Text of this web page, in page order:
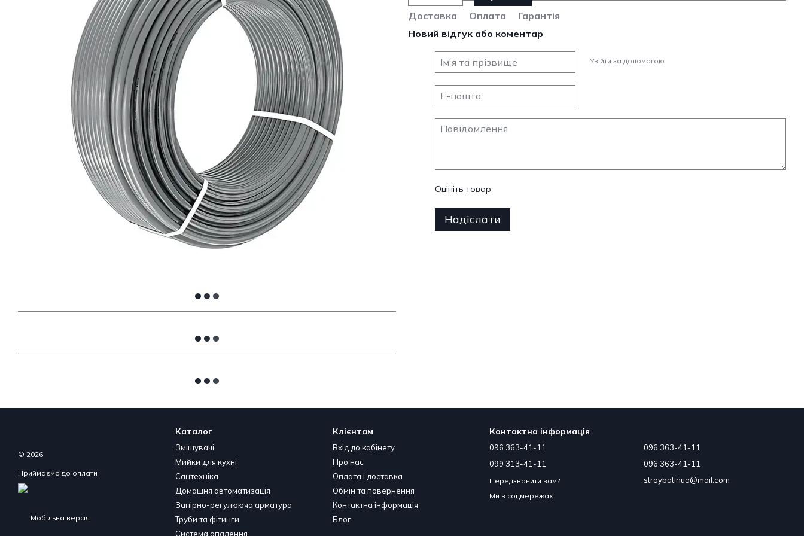
Доставка Оплата
Гарантія
Новий відгук або коментар
Увійти за допомогою
Оцініть товар
Надіслати
© 2026
Приймаємо до оплати
Мобільна версія
Каталог
Змішувачі
Мийки для кухні
Сантехніка
Домашня автоматизація
Запірно-регулююча арматура
Труби та фітинги
Система опалення
Клієнтам
Вхід до кабінету
Про нас
Оплата і доставка
Обмін та повернення
Контактна інформація
Блог
Контактна інформація
096 363-41-11
099 313-41-11
Передзвонити вам?
096 363-41-11
096 363-41-11
stroybatinua@mail.com
Ми в соцмережах